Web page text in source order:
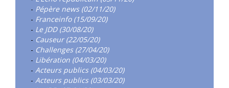
- Pépère news (02/11/20)
- Franceinfo (15/09/20)
- Le JDD (30/08/20)
- Causeur (22/05/20)
- Challenges (27/04/20)
- Libération (04/03/20)
- Acteurs publics (04/03/20)
- Acteurs publics (03/03/20)